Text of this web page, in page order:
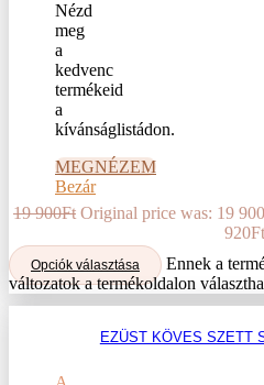
Nézd
meg
a
kedvenc
termékeid
a
kívánságlistádon.
MEGNÉZEM
Bezár
19 900Ft Original price was: 19
Opciók választása
Ennek a
változatok a termékoldalon
EZÜST KÖVES SZETT